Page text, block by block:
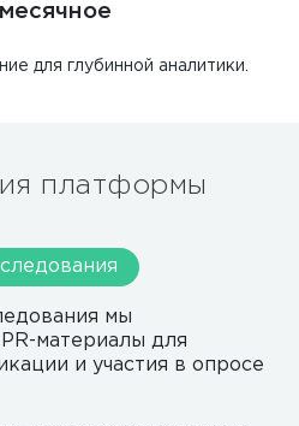
для глубинной аналитики.
платформы
мы
материалы для
и участия в опросе